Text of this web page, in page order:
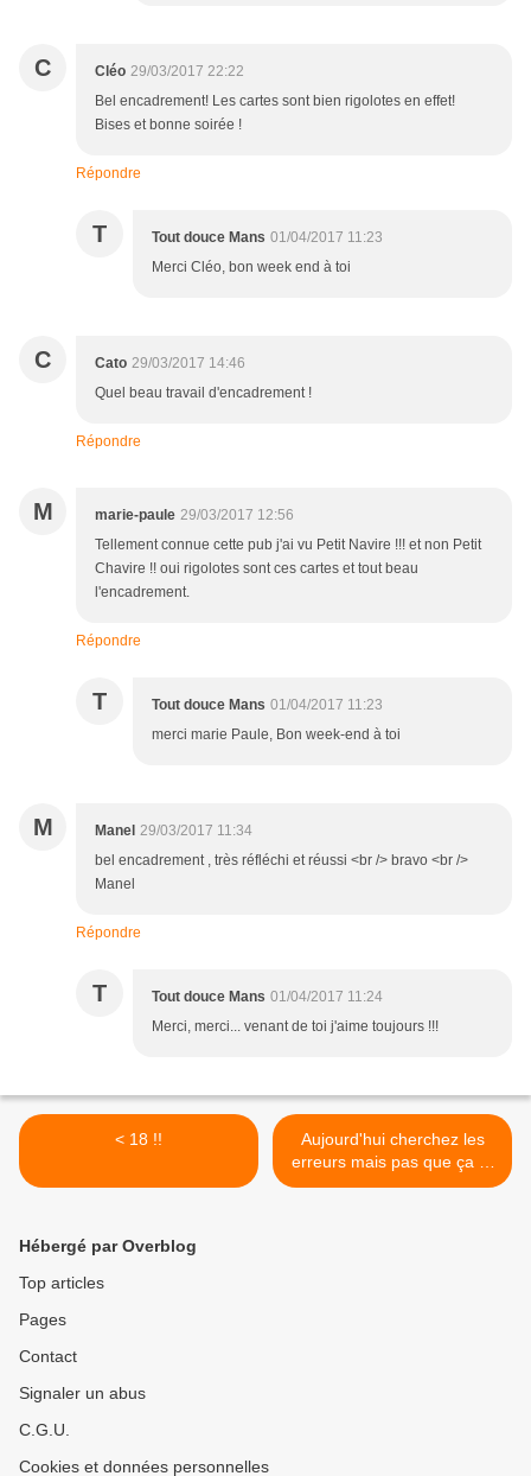
C Cléo 29/03/2017 22:22
Bel encadrement! Les cartes sont bien rigolotes en effet!
Bises et bonne soirée !
Répondre
T Tout douce Mans 01/04/2017 11:23
Merci Cléo, bon week end à toi
C Cato 29/03/2017 14:46
Quel beau travail d'encadrement !
Répondre
M marie-paule 29/03/2017 12:56
Tellement connue cette pub j'ai vu Petit Navire !!! et non Petit
Chavire !! oui rigolotes sont ces cartes et tout beau
l'encadrement.
Répondre
T Tout douce Mans 01/04/2017 11:23
merci marie Paule, Bon week-end à toi
M Manel 29/03/2017 11:34
bel encadrement , très réfléchi et réussi <br /> bravo <br />
Manel
Répondre
T Tout douce Mans 01/04/2017 11:24
Merci, merci... venant de toi j'aime toujours !!!
< 18 !!
Aujourd'hui cherchez les
erreurs mais pas que ça !!!
>
Hébergé par Overblog
Top articles
Pages
Contact
Signaler un abus
C.G.U.
Cookies et données personnelles